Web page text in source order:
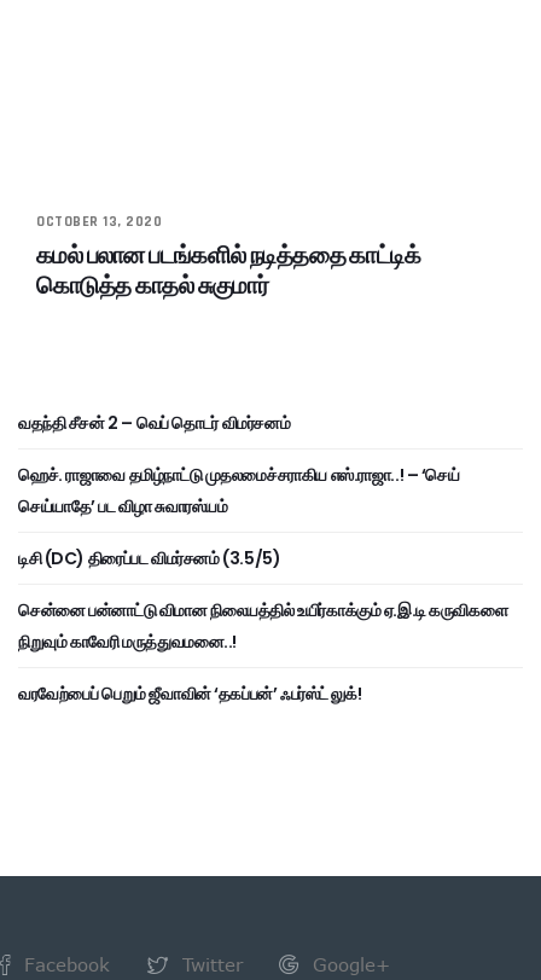
OCTOBER 13, 2020
கமல் பலான படங்களில் நடித்ததை காட்டிக்
கொடுத்த காதல் சுகுமார்
வதந்தி சீசன் 2 – வெப் தொடர் விமர்சனம்
ஹெச். ராஜாவை தமிழ்நாட்டு முதலமைச்சராகிய எஸ்.ராஜா..! – ‘செய்
செய்யாதே’ பட விழா சுவாரஸ்யம்
டிசி (DC) திரைப்பட விமர்சனம் (3.5/5)
சென்னை பன்னாட்டு விமான நிலையத்தில் உயிர்காக்கும் ஏ.இ.டி கருவிகளை
நிறுவும் காவேரி மருத்துவமனை..!
வரவேற்பைப் பெறும் ஜீவாவின் ‘தகப்பன்’ ஃபர்ஸ்ட் லுக்!
Facebook Twitter
Google+